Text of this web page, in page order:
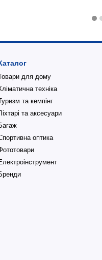
для дому
техніка
та кемпінг
та аксесуари
оптика